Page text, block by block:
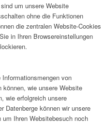
um unsere Website
ohne die Funktionen
die zentralen Website-Cookies
in Ihren Browsereinstellungen
von
wie unsere Website
wie erfolgreich unsere
Datenberge können wir unsere
Ihren Websitebesuch noch